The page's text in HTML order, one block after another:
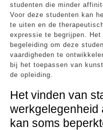
studenten die minder
Voor deze studenten kan
te uiten en de
expressie te begrijpen.
begeleiding om deze
vaardigheden te
bij het toepassen van
de opleiding.
Het vinden van
werkgelegenheid
kan soms